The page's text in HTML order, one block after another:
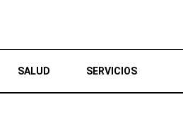
SALUD SERVICIOS